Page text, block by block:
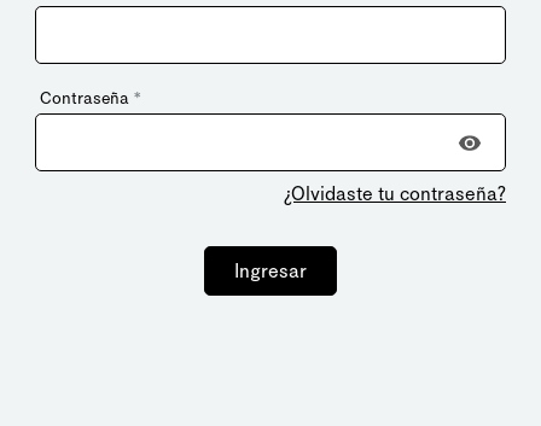
Contraseña *
¿Olvidaste tu contraseña?
Ingresar